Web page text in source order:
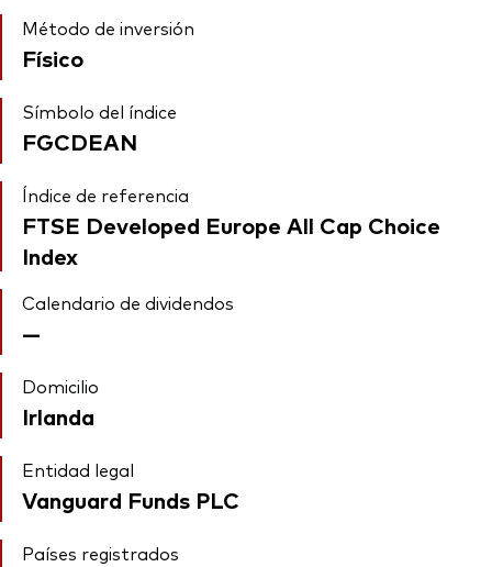
Método de inversión
Físico
Símbolo del índice
FGCDEAN
Índice de referencia
FTSE Developed Europe All Cap Choice
Index
Calendario de dividendos
—
Domicilio
Irlanda
Entidad legal
Vanguard Funds PLC
Países registrados